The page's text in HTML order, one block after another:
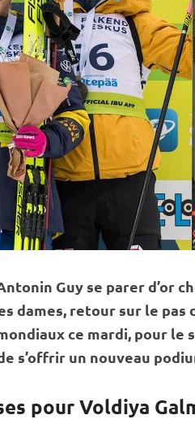
Guy se parer d’or
dames, retour sur le pas
ce mardi, pour le
s’offrir un nouveau
pour Voldiya